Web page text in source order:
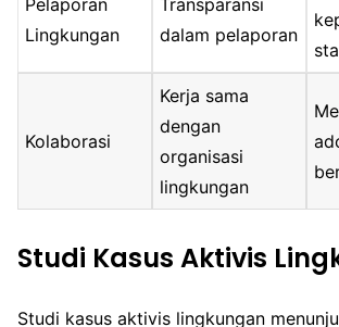
Pelaporan
Lingkungan
Transparansi
dalam pelaporan
Kolaborasi
Kerja sama
dengan
organisasi
lingkungan
Studi Kasus Aktivis
Studi kasus aktivis lingkungan